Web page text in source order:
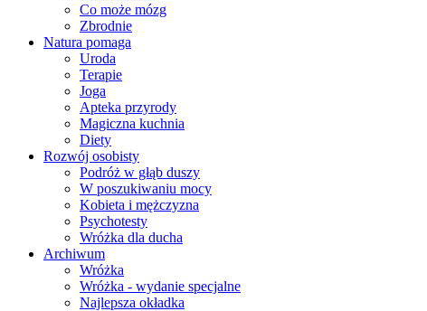
Co może mózg
Zbrodnie
Natura pomaga
Uroda
Terapie
Joga
Apteka przyrody
Magiczna kuchnia
Diety
Rozwój osobisty
Podróż w głąb duszy
W poszukiwaniu mocy
Kobieta i mężczyzna
Psychotesty
Wróżka dla ducha
Archiwum
Wróżka
Wróżka - wydanie specjalne
Najlepsza okładka